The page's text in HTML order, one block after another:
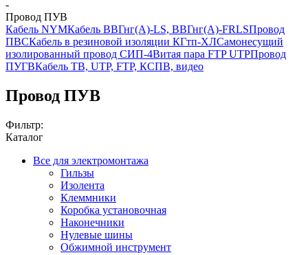
-
Провод ПУВ
Кабель NYMКабель ВВГнг(А)-LS, ВВГнг(А)-FRLSПровод
ПВСКабель в резиновой изоляции КГтп-ХЛСамонесущий
изолированный провод СИП-4Витая пара FTP UTPПровод
ПУГВКабель ТВ, UTP, FTP, КСПВ, видео
Провод ПУВ
Фильтр:
Каталог
Все для электромонтажа
Гильзы
Изолента
Клеммники
Коробка установочная
Наконечники
Нулевые шины
Обжимной инструмент